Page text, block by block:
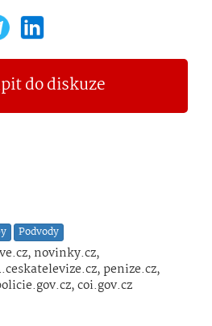
do diskuze
Podvody
novinky.cz,
penize.cz,
coi.gov.cz